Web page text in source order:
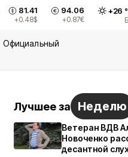
81.41
+0.48$
94.06
+0.87€
+26
Официальный
Лучшее за Неделю
Ветеран ВДВ
Новоченко
десантной